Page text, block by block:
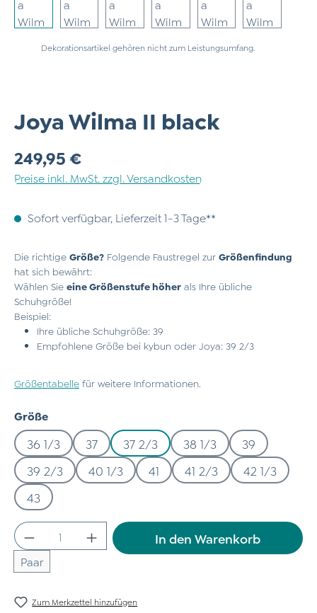
Dekorationsartikel gehören nicht zum Leistungsumfang.
Joya Wilma II black
Regulärer Preis:
249,95 €
Preise inkl. MwSt. zzgl. Versandkosten
Sofort verfügbar, Lieferzeit 1-3 Tage**
Die richtige Größe? Folgende Faustregel zur Größenfindung
hat sich bewährt:
Wählen Sie eine Größenstufe höher als Ihre übliche
Schuhgröße!
Beispiel:
Ihre übliche Schuhgröße: 39
Empfohlene Größe bei kybun oder Joya: 39 2/3
Größentabelle für weitere Informationen.
Größeauswählen
36 1/3 37 37 2/3 38 1/3
39
39 2/3
40 1/3 41 41 2/3
42 1/3
43
Produkt Anzahl: Gib den gewünschten
Paar
In den Warenkorb
Zum Merkzettel hinzufügen